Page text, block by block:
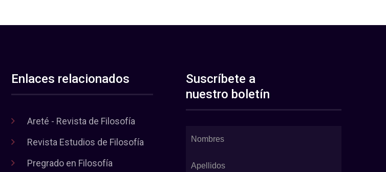
Enlaces relacionados
Areté - Revista de Filosofía
Revista Estudios de Filosofía
Pregrado en Filosofía
Suscríbete a
nuestro boletín